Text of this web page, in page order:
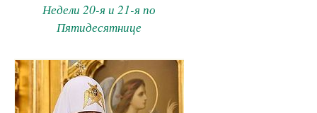
Недели 20-я и 21-я по
Пятидесятнице